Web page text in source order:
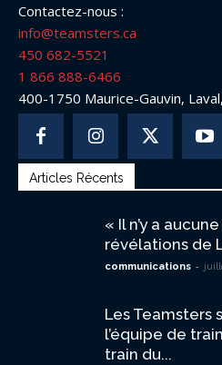
Contactez-nous :
info@teamsters.ca
450 682-5521
1 866 888-6466
400-1750 Maurice-Gauvin,
Articles Récents
« Il n’y a
révélations de
communications -
Les Teamsters
l’équipe de
train du...